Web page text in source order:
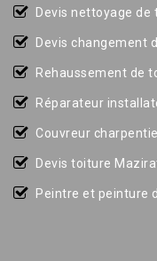
Devis nettoyage
Devis changement
Rehaussement de
Réparateur
Couvreur
Devis toiture
Peintre et peinture